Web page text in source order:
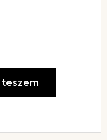
teszem